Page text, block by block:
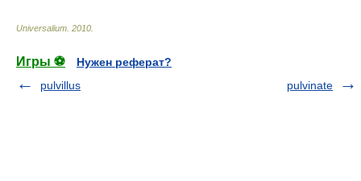
Universalium 2010
Игры ⚽
Нужен реферат?
pulvillus
pulvinate